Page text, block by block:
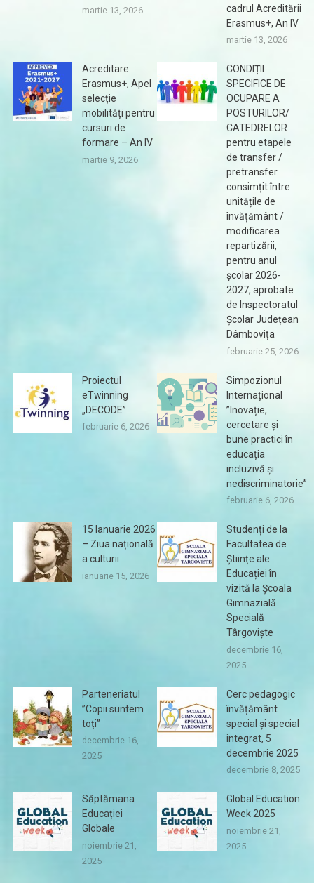
martie 13, 2026
cadrul Acreditării
Erasmus+, An IV
martie 13, 2026
Acreditare
Erasmus+, Apel
selecție
mobilități pentru
cursuri de
formare – An IV
martie 9, 2026
CONDIȚII
SPECIFICE DE
OCUPARE A
POSTURILOR/
CATEDRELOR
pentru etapele
de transfer /
pretransfer
consimțit între
unitățile de
învățământ /
modificarea
repartizării,
pentru anul
școlar 2026-
2027, aprobate
de Inspectoratul
Școlar Județean
Dâmbovița
februarie 25, 2026
Proiectul
eTwinning
„DECODE”
februarie 6, 2026
Simpozionul
Internațional
”Inovație,
cercetare și
bune practici în
educația
incluzivă și
nediscriminatorie”
februarie 6, 2026
15 Ianuarie 2026
– Ziua națională
a culturii
ianuarie 15, 2026
Studenți de la
Facultatea de
Științe ale
Educației în
vizită la Școala
Gimnazială
Specială
Târgoviște
decembrie 16,
2025
Parteneriatul
”Copii suntem
toți”
decembrie 16,
2025
Cerc pedagogic
învățământ
special și special
integrat, 5
decembrie 2025
decembrie 8, 2025
Săptămana
Educației
Globale
noiembrie 21,
2025
Global Education
Week 2025
noiembrie 21,
2025